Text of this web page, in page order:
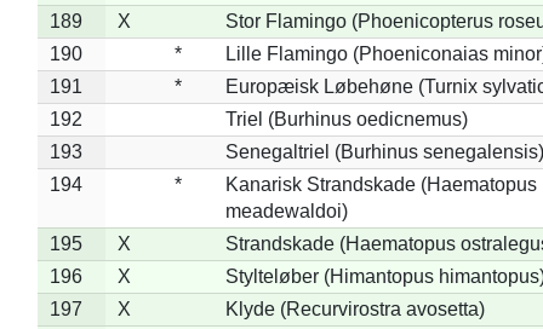
189
X
Stor Flamingo (Phoenicopterus
190
*
Lille Flamingo (Phoeniconaias
191
*
Europæisk Løbehøne (Turnix
192
Triel (Burhinus oedicnemus)
193
Senegaltriel (Burhinus senegalensis)
194
*
Kanarisk Strandskade (Haematopus
meadewaldoi)
195
X
Strandskade (Haematopus
196
X
Stylteløber (Himantopus
197
X
Klyde (Recurvirostra avosetta)